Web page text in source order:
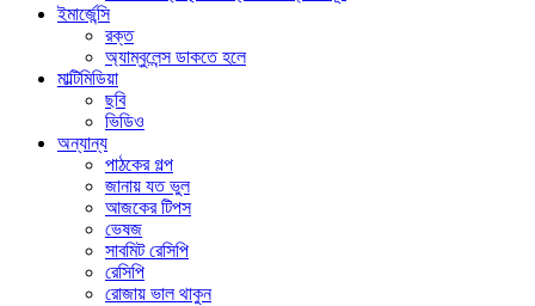
ইমার্জেন্সি
রক্ত
অ্যাম্বুলেন্স ডাকতে হলে
মাল্টিমিডিয়া
ছবি
ভিডিও
অন্যান্য
পাঠকের গল্প
জানায় যত ভুল
আজকের টিপস
ভেষজ
সাবমিট রেসিপি
রেসিপি
রোজায় ভাল থাকুন